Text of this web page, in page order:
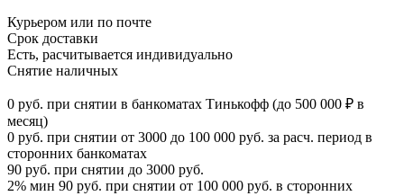
Курьером или по почте
Срок доставки
Есть, расчитывается индивидуально
Снятие наличных
0 руб. при снятии в банкоматах Тинькофф (до 500 000 ₽ в
месяц)
0 руб. при снятии от 3000 до 100 000 руб. за расч. период в
сторонних банкоматах
90 руб. при снятии до 3000 руб.
2% мин 90 руб. при снятии от 100 000 руб. в сторонних